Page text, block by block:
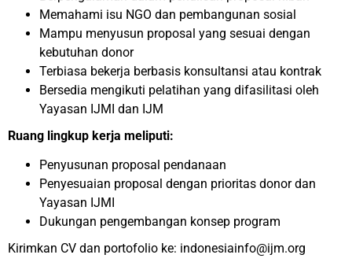
Memahami isu NGO dan pembangunan sosial
Mampu menyusun proposal yang sesuai dengan
kebutuhan donor
Terbiasa bekerja berbasis konsultansi atau kontrak
Bersedia mengikuti pelatihan yang difasilitasi oleh
Yayasan IJMI dan IJM
Ruang lingkup kerja meliputi:
Penyusunan proposal pendanaan
Penyesuaian proposal dengan prioritas donor dan
Yayasan IJMI
Dukungan pengembangan konsep program
Kirimkan CV dan portofolio ke: indonesiainfo@ijm.org